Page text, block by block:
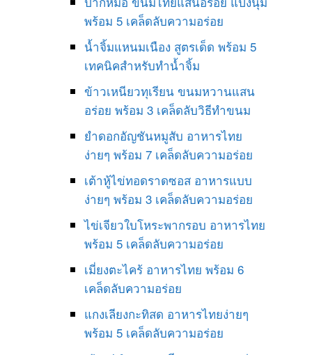
พร้อม 5 เคล็ดลับความอร่อย
น้ำจิ้มแหนมเนือง สูตรเด็ด พร้อม 5
เทคนิคสำหรับทำน้ำจิ้ม
ข้าวเหนียวทุเรียน ขนมหวานแสน
อร่อย พร้อม 3 เคล็ดลับวิธีทำขนม
ยำดอกอัญชันหมูสับ อาหารไทย
ง่ายๆ พร้อม 7 เคล็ดลับความอร่อย
เต้าหู้ไข่ทอดราดซอส อาหารแบบ
ง่ายๆ พร้อม 3 เคล็ดลับความอร่อย
ไข่เจียวใบโหระพากรอบ อาหารไทย
พร้อม 5 เคล็ดลับความอร่อย
เมี่ยงตะไคร้ อาหารไทย พร้อม 6
เคล็ดลับความอร่อย
แกงเลียงกะทิสด อาหารไทยง่ายๆ
พร้อม 5 เคล็ดลับความอร่อย